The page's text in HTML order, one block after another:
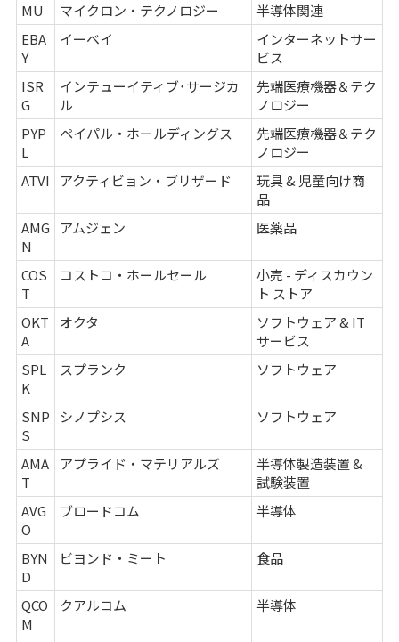
MU マイクロン・テクノロジー
半導体関連
EBA
Y
イーベイ
インターネットサー
ビス
ISR
G
インテューイティブ･サージカ
ル
先端医療機器＆テク
ノロジー
PYP
L
ペイパル・ホールディングス
先端医療機器＆テク
ノロジー
ATVI
アクティビョン・ブリザード
玩具 & 児童向け商
品
AMG
N
アムジェン 医薬品
COS
T
コストコ・ホールセール
小売 - ディスカウン
ト ストア
OKT
A
オクタ
ソフトウェア & IT
サービス
SPL
K
スプランク ソフトウェア
SNP
S
シノプシス ソフトウェア
AMA
T
アプライド・マテリアルズ
半導体製造装置 &
試験装置
AVG
O
ブロードコム 半導体
BYN
D
ビヨンド・ミート 食品
QCO
M
クアルコム 半導体